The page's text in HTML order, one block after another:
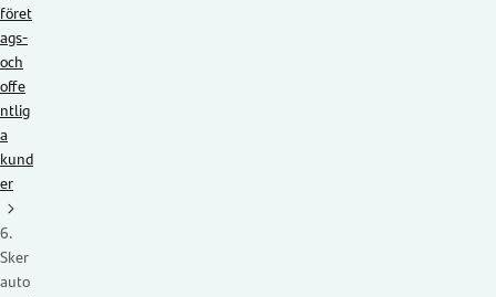
föret
ags-
och
offe
ntlig
a
kund
er
6.
Sker
auto